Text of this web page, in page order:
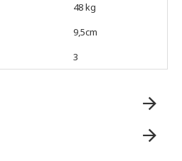
48 kg
9,5cm
3